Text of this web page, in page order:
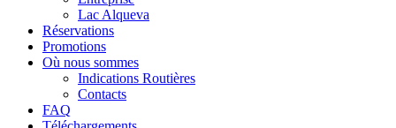
Lac Alqueva
Réservations
Promotions
Où nous sommes
Indications Routières
Contacts
FAQ